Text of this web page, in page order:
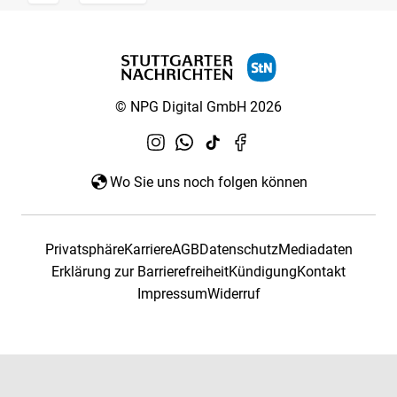
© NPG Digital GmbH 2026
Wo Sie uns noch folgen können
PrivatsphäreKarriereAGBDatenschutzMediadaten
Erklärung zur BarrierefreiheitKündigungKontakt
ImpressumWiderruf